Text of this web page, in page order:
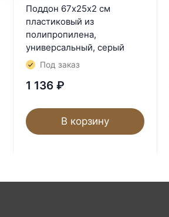
Поддон 67х25х2 см
пластиковый из
полипропилена,
универсальный, серый
Под заказ
1 136 ₽
В корзину